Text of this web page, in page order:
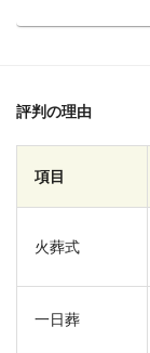
があり、大切な故
評判の理由
項目
火葬式
一日葬